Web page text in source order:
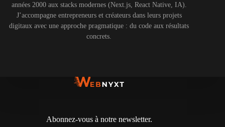
années 2000 aux stacks modernes (Next.js, React Native, IA).
J’accompagne entrepreneurs et créateurs dans leurs projets
digitaux avec une approche pragmatique : du code aux résultats
concrets.
Abonnez-vous à notre newsletter.